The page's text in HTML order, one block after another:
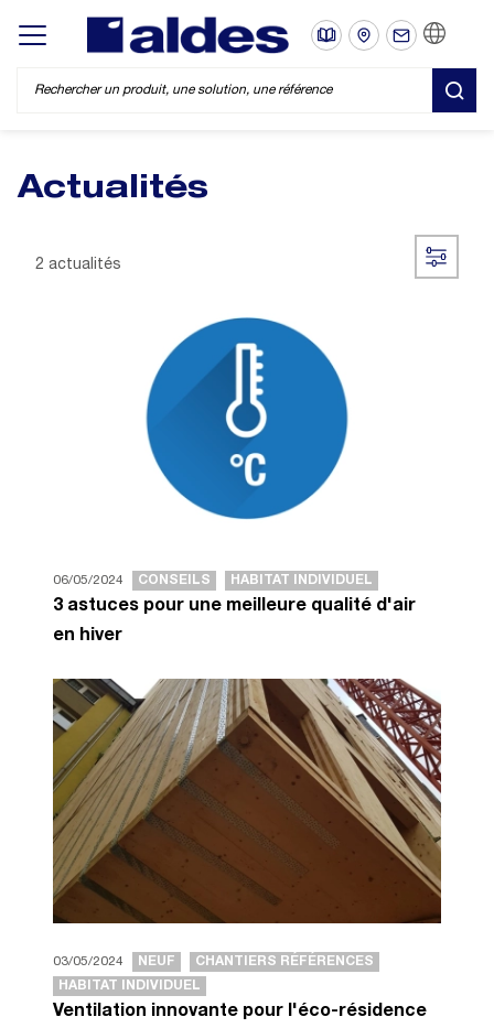
Display/hide main menu
Actualités
2 actualités
06/05/2024 CONSEILS HABITAT INDIVIDUEL
3 astuces pour une meilleure qualité d'air
en hiver
03/05/2024 NEUF
CHANTIERS RÉFÉRENCES
HABITAT INDIVIDUEL
Ventilation innovante pour l'éco-résidence